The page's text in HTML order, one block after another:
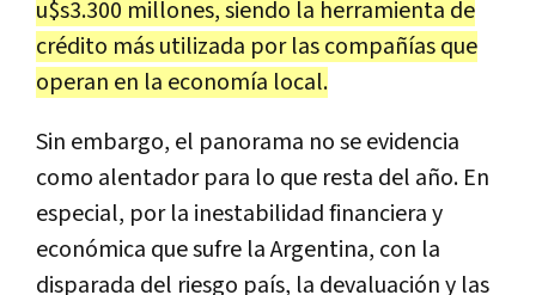
u$s3.300 millones, siendo la herramienta de
crédito más utilizada por las compañías que
operan en la economía local.
Sin embargo, el panorama no se evidencia
como alentador para lo que resta del año. En
especial, por la inestabilidad financiera y
económica que sufre la Argentina, con la
disparada del riesgo país, la devaluación y las